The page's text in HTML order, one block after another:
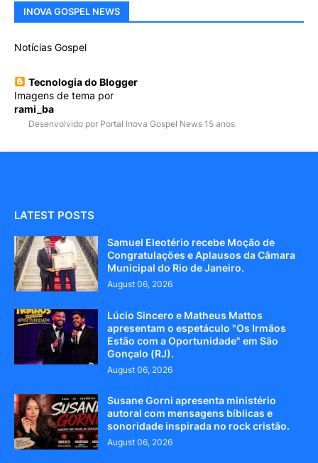
INOVA GOSPEL NEWS
Notícias Gospel
Tecnologia do Blogger
Imagens de tema por
rami_ba
Desenvolvido por Portal Inova Gospel News 15 anos
LATEST POSTS
Samuel Eleotério recebe Moção de
Congratulações e Aplausos da Câmara
Municipal do Rio de Janeiro.
August 06, 2026
Lúcio Sincero e Matheus Mattos
apresentam o espetáculo "Os Irmãos
Estão com a Oportunidade" em São
Gonçalo (RJ).
August 06, 2026
Susane Gorni apresenta ministério
autoral com mensagens bíblicas e
sonoridade inspirada no rock cristão.
August 06, 2026